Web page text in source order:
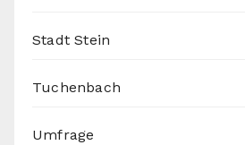
Stadt Stein
Tuchenbach
Umfrage